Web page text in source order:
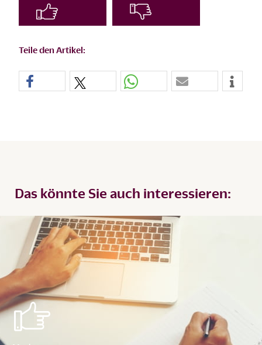
Teile den Artikel:
Das könnte Sie auch interessieren: